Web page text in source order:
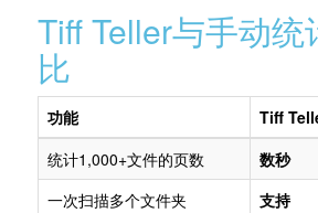
Tiff Teller与手动统
比
功能 Tiff
统计1,000+文件的页数
数秒
一次扫描多个文件夹
支持